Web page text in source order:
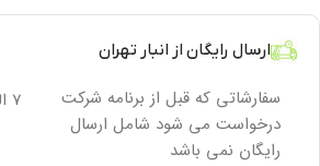
ارسال رایگان از انبار تهران
سفارشاتی که قبل از برنامه شرکت
درخواست می شود شامل ارسال
رایگان نمی باشد
7 الی 10 روز